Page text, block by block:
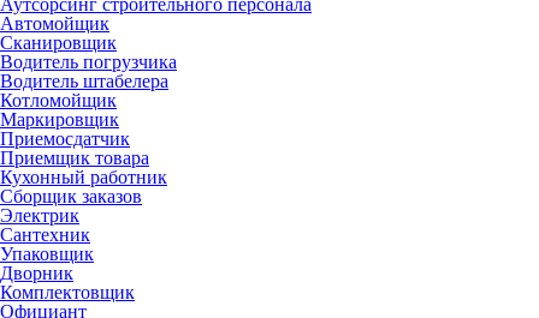
Автомойщик
Сканировщик
Водитель погрузчика
Водитель штабелера
Котломойщик
Маркировщик
Приемосдатчик
Приемщик товара
Кухонный работник
Сборщик заказов
Электрик
Сантехник
Упаковщик
Дворник
Комплектовщик
Официант